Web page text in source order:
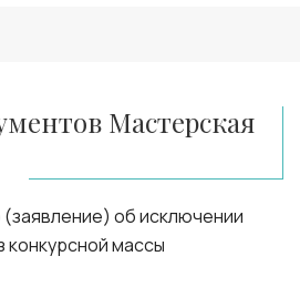
Мастерская
об исключении
конкурсной массы